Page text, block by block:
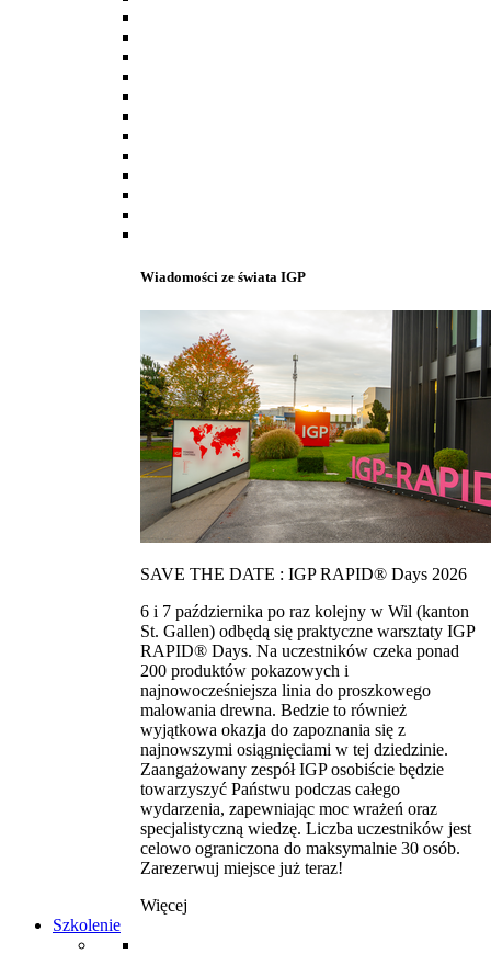
Wiadomości ze świata IGP
SAVE THE DATE : IGP RAPID® Days 2026
6 i 7 października po raz kolejny w Wil (kanton
St. Gallen) odbędą się praktyczne warsztaty IGP
RAPID® Days. Na uczestników czeka ponad
200 produktów pokazowych i
najnowocześniejsza linia do proszkowego
malowania drewna. Bedzie to również
wyjątkowa okazja do zapoznania się z
najnowszymi osiągnięciami w tej dziedzinie.
Zaangażowany zespół IGP osobiście będzie
towarzyszyć Państwu podczas całego
wydarzenia, zapewniając moc wrażeń oraz
specjalistyczną wiedzę. Liczba uczestników jest
celowo ograniczona do maksymalnie 30 osób.
Zarezerwuj miejsce już teraz!
Więcej
Szkolenie